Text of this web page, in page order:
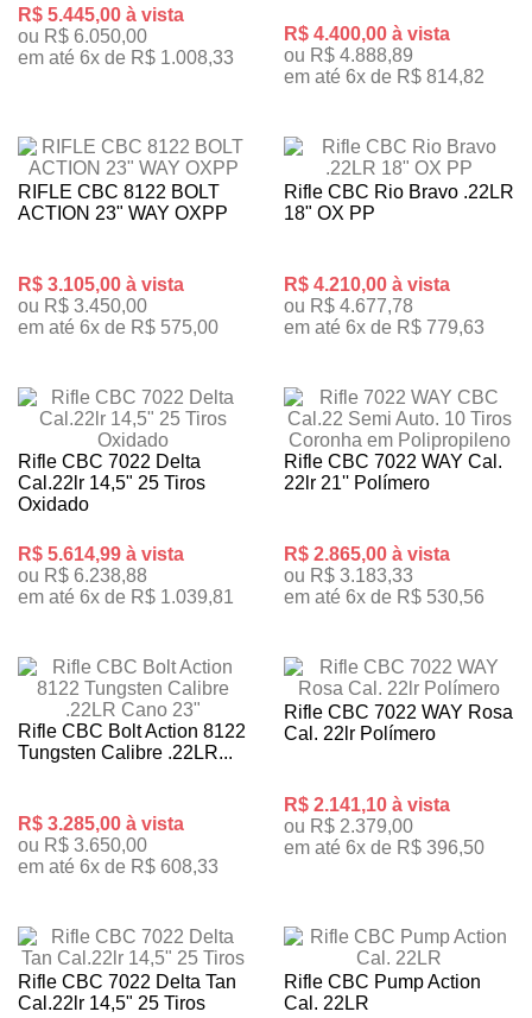
R$ 5.445,00 à vista
ou R$ 6.050,00
em até 6x de R$ 1.008,33
R$ 4.400,00 à vista
ou R$ 4.888,89
em até 6x de R$ 814,82
RIFLE CBC 8122 BOLT
ACTION 23" WAY OXPP
R$ 3.105,00 à vista
ou R$ 3.450,00
em até 6x de R$ 575,00
Rifle CBC Rio Bravo .22LR
18" OX PP
R$ 4.210,00 à vista
ou R$ 4.677,78
em até 6x de R$ 779,63
Rifle CBC 7022 Delta
Cal.22lr 14,5" 25 Tiros
Oxidado
R$ 5.614,99 à vista
ou R$ 6.238,88
em até 6x de R$ 1.039,81
Rifle CBC 7022 WAY Cal.
22lr 21'' Polímero
R$ 2.865,00 à vista
ou R$ 3.183,33
em até 6x de R$ 530,56
Rifle CBC Bolt Action 8122
Tungsten Calibre .22LR...
R$ 3.285,00 à vista
ou R$ 3.650,00
em até 6x de R$ 608,33
Rifle CBC 7022 WAY Rosa
Cal. 22lr Polímero
R$ 2.141,10 à vista
ou R$ 2.379,00
em até 6x de R$ 396,50
Rifle CBC 7022 Delta Tan
Cal.22lr 14,5" 25 Tiros
Rifle CBC Pump Action
Cal. 22LR